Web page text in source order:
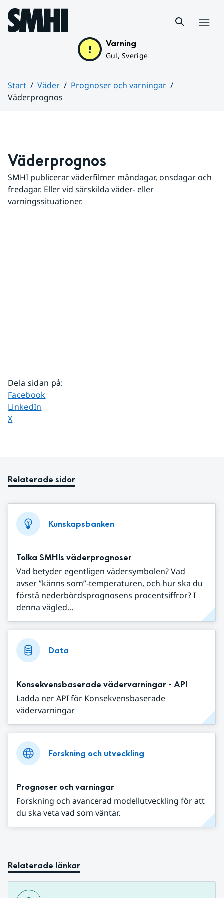
Hoppa till sidans innehåll
Varning
Gul, Sverige
Start Väder
Prognoser och varningar
Väderprognos
Väderprognos
SMHI publicerar väderfilmer måndagar, onsdagar och
fredagar. Eller vid särskilda väder- eller
varningssituationer.
Dela sidan på:
Dela sidan på
Facebook
Dela sidan på
LinkedIn
Dela sidan på
X
Relaterade sidor
Kunskapsbanken
Tolka SMHIs väderprognoser
Vad betyder egentligen vädersymbolen? Vad
avser ”känns som”-temperaturen, och hur ska du
förstå nederbördsprognosens procentsiffror? I
denna vägled...
Data
Konsekvensbaserade vädervarningar - API
Ladda ner API för Konsekvensbaserade
vädervarningar
Forskning och utveckling
Prognoser och varningar
Forskning och avancerad modellutveckling för att
du ska veta vad som väntar.
Relaterade länkar